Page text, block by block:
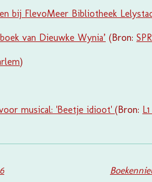
bij FlevoMeer Bibliotheek
van Dieuwke Wynia’ (Bron:
)
musical: 'Beetje idioot' (Bron: